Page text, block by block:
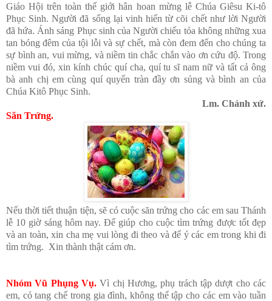
Giáo Hội trên toàn thế giới hân hoan mừng lễ Chúa Giêsu Ki-tô
Phục Sinh. Người đã sống lại vinh hiển từ cõi chết như lời Người
đã hứa. Ánh sáng Phục sinh của Người chiếu tỏa không những xua
tan bóng đêm của tội lỗi và sự chết, mà còn đem đến cho chúng ta
sự bình an, vui mừng, và niềm tin chắc chắn vào ơn cứu độ. Trong
niềm vui đó, xin kính chúc quí cha, quí tu sĩ nam nữ và tất cả ông
bà anh chị em cùng quí quyến tràn đầy ơn sủng và bình an của
Chúa Kitô Phục Sinh.
Lm. Chánh xứ.
Săn Trứng.
Nếu thời tiết thuận tiện, sẽ có cuộc săn trứng cho các em sau Thánh
lễ 10 giờ sáng hôm nay. Để giúp cho cuộc tìm trứng được tốt đẹp
và an toàn, xin cha mẹ vui lòng đi theo và để ý các em trong khi đi
tìm trứng. Xin thành thật cám ơn.
Nhóm Vũ Phụng Vụ. Vì chị Hương, phụ trách tập dượt cho các
em, có tang chế trong gia đình, không thể tập cho các em vào tuần